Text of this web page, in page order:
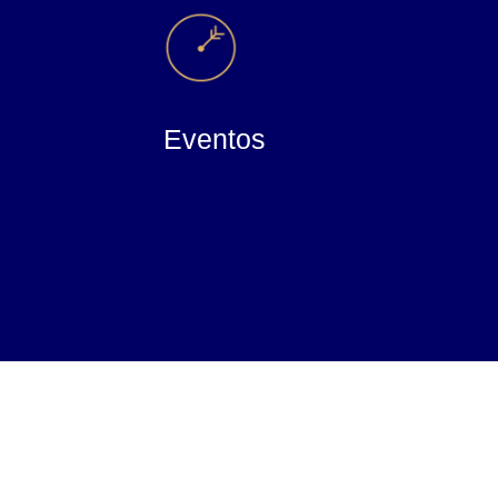
Eventos
Actividades divertidas, conocimiento y
contacto con gente interesante en retiros,
viajes, cenas, salidas culturales y mucho